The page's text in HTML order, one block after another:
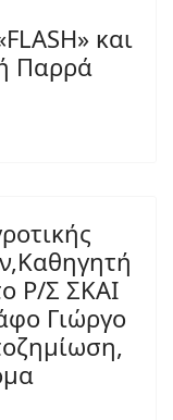
και
Παρρά
Ρ/Σ ΣΚΑΙ
Γιώργο